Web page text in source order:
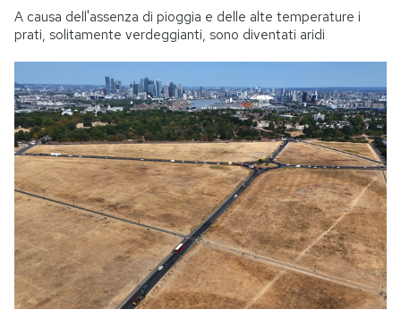
A causa dell'assenza di pioggia e delle alte temperature i
prati, solitamente verdeggianti, sono diventati aridi